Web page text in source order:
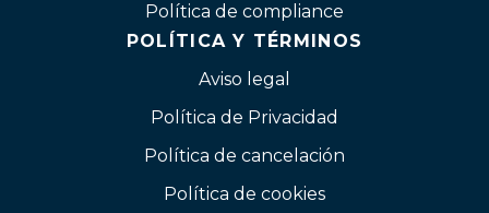
Política de compliance
POLÍTICA Y TÉRMINOS
Aviso legal
Política de Privacidad
Política de cancelación
Política de cookies